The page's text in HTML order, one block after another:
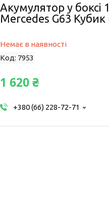
Акумулятор у боксі
Mercedes G63 Кубик
Немає в наявності
Код: 7953
1 620 ₴
+380 (66) 228-72-71